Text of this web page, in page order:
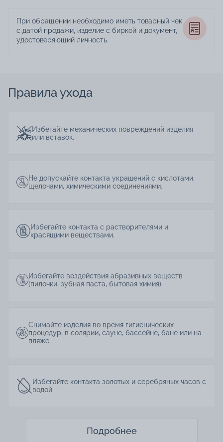
При обращении необходимо иметь товарный чек
с датой продажи, изделие с биркой и документ,
удостоверяющий личность.
Правила ухода
Избегайте механических повреждений изделия
или вставок.
Не допускайте контакта украшений с кислотами,
щелочами, химическими соединениями.
Избегайте контакта с растворителями и
красящими веществами.
Избегайте воздействия абразивных веществ
(пилочки, зубная паста, бытовая химия).
Снимайте изделия во время гигиенических
процедур, в солярии, сауне, бассейне, бане или на
пляже.
Избегайте контакта золотых и серебряных часов с
водой.
Подробнее